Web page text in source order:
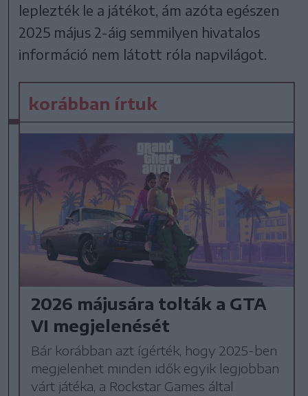
leplezték le a játékot, ám azóta egészen
2025 május 2-áig semmilyen hivatalos
információ nem látott róla napvilágot.
korábban írtuk
2026 májusára tolták a GTA
VI megjelenését
Bár korábban azt ígérték, hogy 2025-ben
megjelenhet minden idők egyik legjobban
várt játéka, a Rockstar Games által